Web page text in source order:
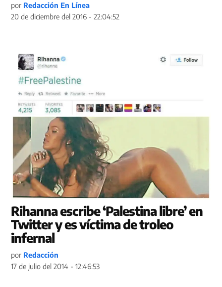
por Redacción En Línea
20 de diciembre del 2016 - 22:04:52
Rihanna escribe ‘Palestina libre’ en
Twitter y es víctima de troleo
infernal
por Redacción
17 de julio del 2014 - 12:46:53